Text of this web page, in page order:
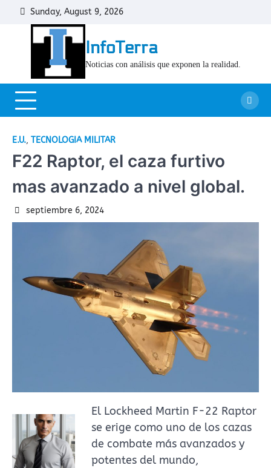
content
Sunday, August 9, 2026
InfoTerra
Noticias con análisis que exponen la realidad.
E.U., TECNOLOGIA MILITAR
F22 Raptor, el caza furtivo
mas avanzado a nivel global.
septiembre 6, 2024
El Lockheed Martin F-22 Raptor
se erige como uno de los cazas
de combate más avanzados y
potentes del mundo,